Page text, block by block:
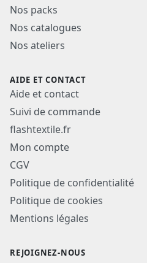
Pourquoi choisir
écoresponsables à
Les vêtements
particulièrement pertinents
veut allier visibilité, cohérence
besoin simple : disposer de
portent vos couleurs tout en
Ce type de support est idéal si
équiper vos
renforcer votre image
Nos packs
Nos catalogues
Nos ateliers
AIDE ET CONTACT
Aide et contact
Suivi de commande
flashtextile.fr
Mon compte
CGV
Politique de confidentialité
Politique de cookies
Mentions légales
REJOIGNEZ-NOUS